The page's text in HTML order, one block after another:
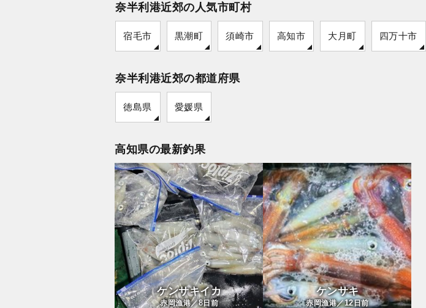
奈半利港近郊の人気市町村
宿毛市 黒潮町 須崎市 高知市 大月町 四万十市
奈半利港近郊の都道府県
徳島県 愛媛県
高知県の最新釣果
ケンサキイカ
赤岡漁港／8日前
ケンサキ
赤岡漁港／12日前